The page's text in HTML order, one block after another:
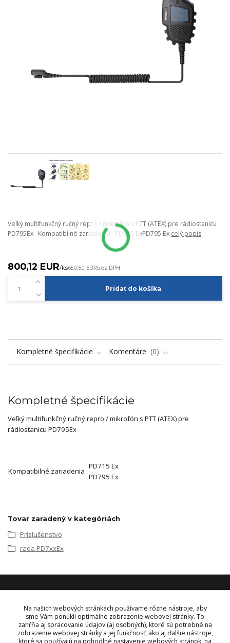
Veľký multifunkčný ručný repro / mikrofón s PTT (ATEX) pre rádiostanicu
PD795Ex Kompatibilné zariadenia PD715 ExPD795 Ex celý popis
800,12 EUR/ks650,50 EURbez DPH
Pridať do košíka
Kompletné špecifikácie Komentáre 0
Kompletné špecifikácie
Veľký multifunkčný ručný repro / mikrofón s PTT (ATEX) pre
rádiostanicu PD795Ex
Kompatibilné zariadenia
PD715 Ex
PD795 Ex
Tovar zaradený v kategóriách
Príslušenstvo
rada PD7xxEx
KONTAKT
OBJEDNÁVKY A INFORMÁCIE
+421 948 229 224
Na našich webových stránkach používame rôzne nástroje, aby
sme Vám ponúkli optimálne zobrazenie webovej stránky. To
zahŕňa aj spracovanie údajov (aj osobných), ktoré sú potrebné na
zobrazenie webovej stránky a jej funkčnosť, ako aj ďalšie nástroje,
ktoré sa používajú na pohodlné nastavenie webových stránok, na